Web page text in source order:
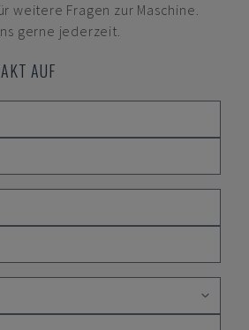
weitere Fragen zur Maschine.
gerne jederzeit.
AUF